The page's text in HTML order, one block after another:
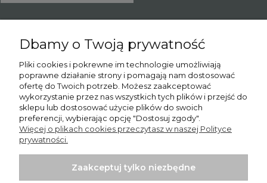
Informacje
Moje konto
Płatności i dostawa
Potrzebujesz pomocy? Skontaktuj się z nami!
780065102
sprzedaz@psishop.pl
Dbamy o Twoją prywatność
Pliki cookies i pokrewne im technologie umożliwiają
poprawne działanie strony i pomagają nam dostosować
ofertę do Twoich potrzeb. Możesz zaakceptować
wykorzystanie przez nas wszystkich tych plików i przejść do
sklepu lub dostosować użycie plików do swoich
preferencji, wybierając opcję "Dostosuj zgody".
Więcej o plikach cookies przeczytasz w naszej Polityce
prywatności.
Zaakceptuj tylko niezbędne